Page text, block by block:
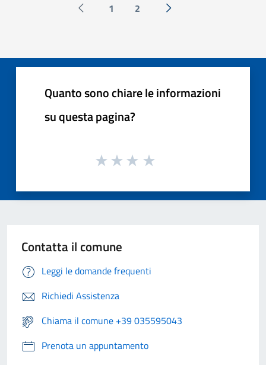
Pagina precedente
1 2 Successiva »
Quanto sono chiare le informazioni
su questa pagina?
Contatta il comune
Leggi le domande frequenti
Richiedi Assistenza
Chiama il comune +39 035595043
Prenota un appuntamento